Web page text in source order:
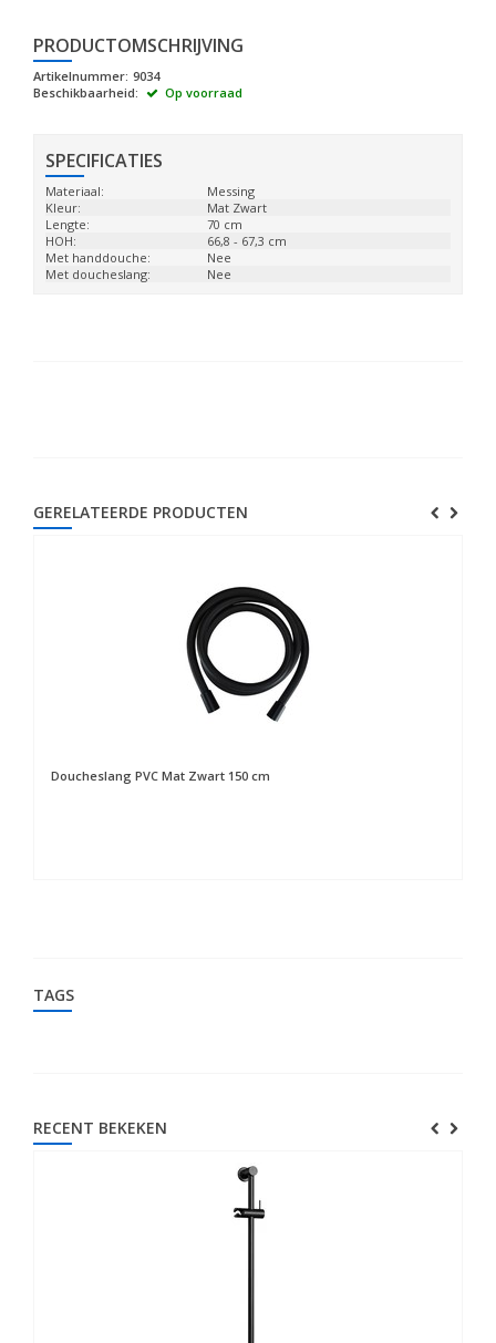
PRODUCTOMSCHRIJVING
Artikelnummer: 9034
Beschikbaarheid:
Op voorraad
SPECIFICATIES
Materiaal:
Messing
Kleur:
Mat Zwart
Lengte:
70 cm
HOH:
66,8 - 67,3 cm
Met handdouche:
Nee
Met doucheslang:
Nee
GERELATEERDE PRODUCTEN
Doucheslang PVC Mat Zwart 150 cm
TAGS
RECENT BEKEKEN